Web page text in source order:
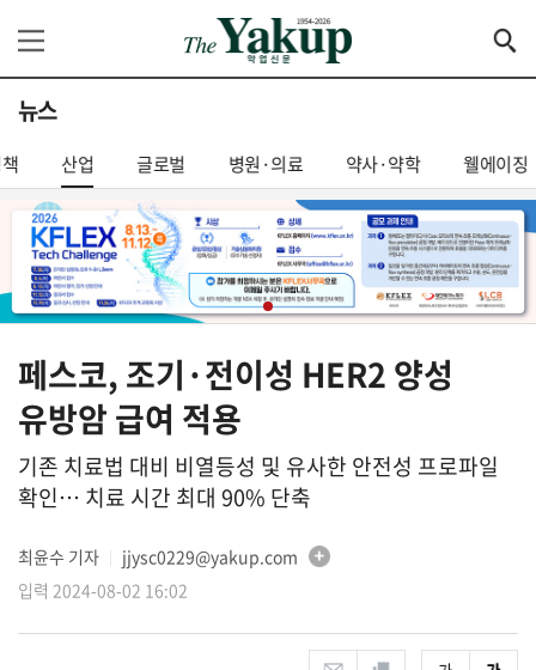
뉴스
산업 글로벌 병원·의료 약사·약학 웰에이징
페스코, 조기·전이성 HER2 양성
유방암 급여 적용
기존 치료법 대비 비열등성 및 유사한 안전성 프로파일
확인… 치료 시간 최대 90% 단축
최윤수 기자
jjysc0229@yakup.com
입력 2024-08-02 16:02